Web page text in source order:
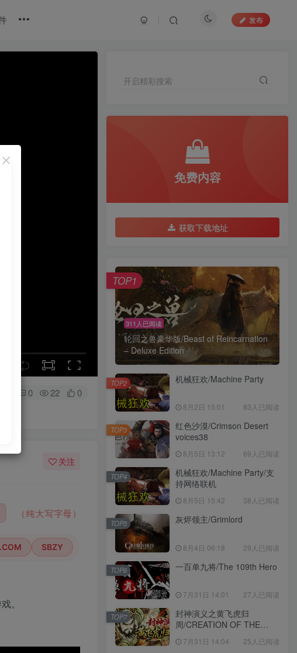
发布
0 22 0
关注
下载地址空文件为 正在上传中 ，请稍后再查看 ~
SBZY
。
开启精彩搜索
免费内容
获取下载地址
311人已阅读
轮回之兽豪华版/Beast of Reincarnation
– Deluxe Edition
TOP1
机械狂欢/Machine Party
8月2日 15:01 83人已阅读
TOP2
红色沙漠/Crimson Desert
voices38
8月5日 13:12 69人已阅读
TOP3
机械狂欢/Machine Party/支
持网络联机
8月5日 15:42 38人已阅读
TOP4
灰烬领主/Grimlord
8月4日 06:18 29人已阅读
TOP5
一百单九将/The 109th Hero
7月31日 14:01 27人已阅读
TOP6
封神演义之黄飞虎归
周/CREATION OF THE
Passes
7月31日 14:04 25人已阅读
TOP7